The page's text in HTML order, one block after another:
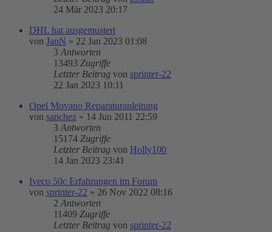
24 Mär 2023 20:17
DHL hat ausgemustert
von JanN » 22 Jan 2023 01:08
3 Antworten
13493 Zugriffe
Letzter Beitrag von sprinter-22
22 Jan 2023 10:11
Opel Movano Reparaturanleitung
von sanchez » 14 Jun 2011 22:59
3 Antworten
15174 Zugriffe
Letzter Beitrag von Holly100
14 Jan 2023 23:41
Iveco 50c Erfahrungen im Forum
von sprinter-22 » 26 Nov 2022 08:16
2 Antworten
11409 Zugriffe
Letzter Beitrag von sprinter-22